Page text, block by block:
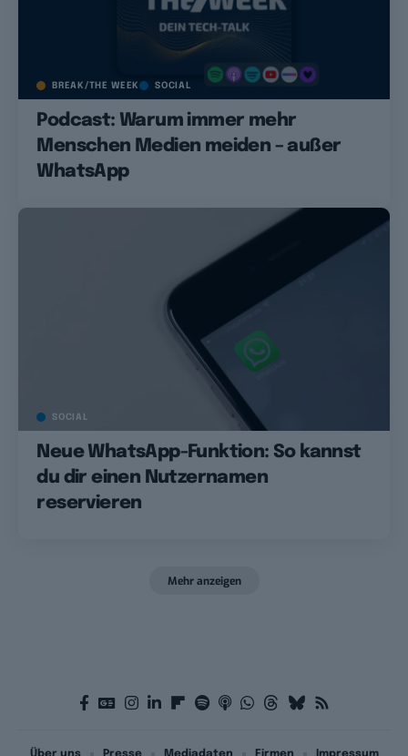
BREAK/THE WEEK SOCIAL
Podcast: Warum immer mehr
Menschen Medien meiden – außer
WhatsApp
SOCIAL
Neue WhatsApp-Funktion: So kannst
du dir einen Nutzernamen
reservieren
Mehr anzeigen